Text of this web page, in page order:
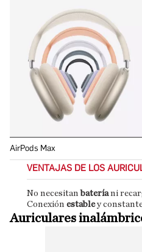
AirPods Max
VENTAJAS DE LOS
No necesitanbateríani
Conexión establey
Auriculares